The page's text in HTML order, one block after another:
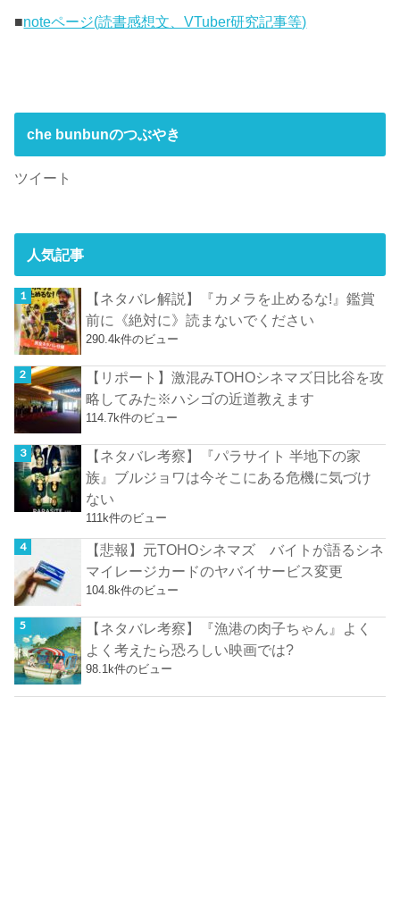
■noteページ(読書感想文、VTuber研究記事等)
che bunbunのつぶやき
ツイート
人気記事
【ネタバレ解説】『カメラを止めるな!』鑑賞
前に《絶対に》読まないでください
290.4k件のビュー
【リポート】激混みTOHOシネマズ日比谷を攻
略してみた※ハシゴの近道教えます
114.7k件のビュー
【ネタバレ考察】『パラサイト 半地下の家
族』ブルジョワは今そこにある危機に気づけ
ない
111k件のビュー
【悲報】元TOHOシネマズ バイトが語るシネ
マイレージカードのヤバイサービス変更
104.8k件のビュー
【ネタバレ考察】『漁港の肉子ちゃん』よく
よく考えたら恐ろしい映画では?
98.1k件のビュー